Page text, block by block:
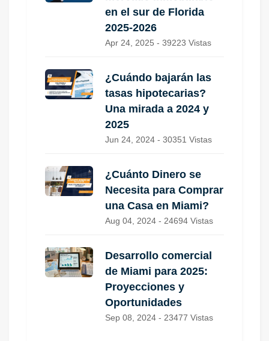
en el sur de Florida
2025-2026
Apr 24, 2025 - 39223 Vistas
¿Cuándo bajarán las
tasas hipotecarias?
Una mirada a 2024 y
2025
Jun 24, 2024 - 30351 Vistas
¿Cuánto Dinero se
Necesita para Comprar
una Casa en Miami?
Aug 04, 2024 - 24694 Vistas
Desarrollo comercial
de Miami para 2025:
Proyecciones y
Oportunidades
Sep 08, 2024 - 23477 Vistas